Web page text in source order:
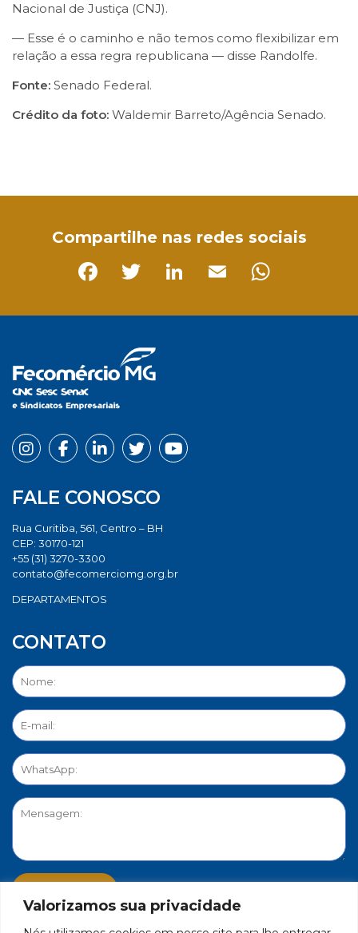
Valorizamos sua privacidade
Nacional de Justiça (CNJ).
— Esse é o caminho e não temos como flexibilizar em
relação a essa regra republicana — disse Randolfe.
Fonte: Senado Federal.
Crédito da foto: Waldemir Barreto/Agência Senado.
Compartilhe nas redes sociais
FALE CONOSCO
Rua Curitiba, 561, Centro – BH
CEP: 30170-121
+55 (31) 3270-3300
contato@fecomerciomg.org.br
DEPARTAMENTOS
CONTATO